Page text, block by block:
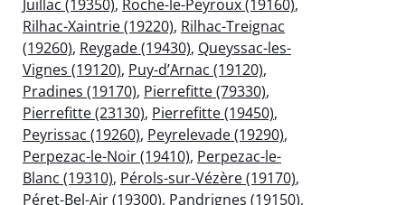
Juillac (19350), Roche-le-Peyroux (19160),
Rilhac-Xaintrie (19220), Rilhac-Treignac
(19260), Reygade (19430), Queyssac-les-
Vignes (19120), Puy-d’Arnac (19120),
Pradines (19170), Pierrefitte (79330),
Pierrefitte (23130), Pierrefitte (19450),
Peyrissac (19260), Peyrelevade (19290),
Perpezac-le-Noir (19410), Perpezac-le-
Blanc (19310), Pérols-sur-Vézère (19170),
Péret-Bel-Air (19300), Pandrignes (19150),